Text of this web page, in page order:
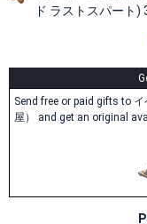
ド ラストスパート)
Send free or paid gifts to
屋） and get an original